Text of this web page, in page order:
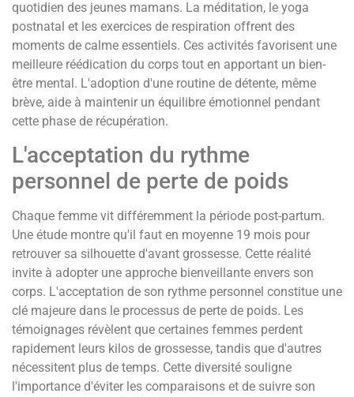
quotidien des jeunes mamans. La méditation, le yoga
postnatal et les exercices de respiration offrent des
moments de calme essentiels. Ces activités favorisent une
meilleure réédication du corps tout en apportant un bien-
être mental. L'adoption d'une routine de détente, même
brève, aide à maintenir un équilibre émotionnel pendant
cette phase de récupération.
L'acceptation du rythme
personnel de perte de poids
Chaque femme vit différemment la période post-partum.
Une étude montre qu'il faut en moyenne 19 mois pour
retrouver sa silhouette d'avant grossesse. Cette réalité
invite à adopter une approche bienveillante envers son
corps. L'acceptation de son rythme personnel constitue une
clé majeure dans le processus de perte de poids. Les
témoignages révèlent que certaines femmes perdent
rapidement leurs kilos de grossesse, tandis que d'autres
nécessitent plus de temps. Cette diversité souligne
l'importance d'éviter les comparaisons et de suivre son